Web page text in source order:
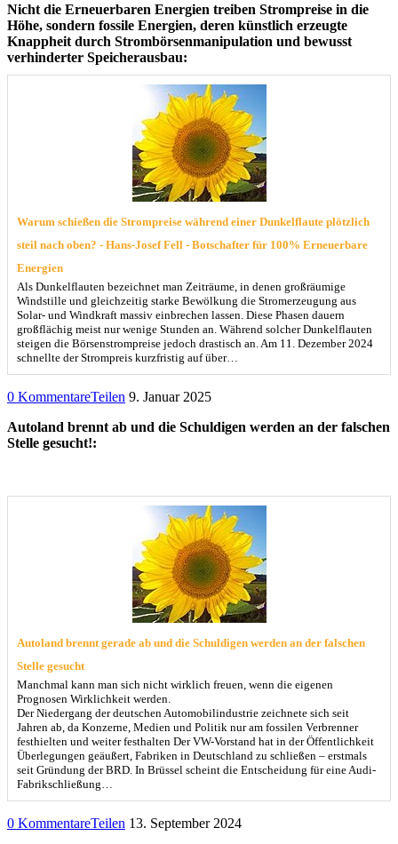
Nicht die Erneuerbaren Energien treiben Strompreise in die
Höhe, sondern fossile Energien, deren künstlich erzeugte
Knappheit durch Strombörsenmanipulation und bewusst
verhinderter Speicherausbau:
Warum schießen die Strompreise während einer Dunkelflaute plötzlich
steil nach oben? - Hans-Josef Fell - Botschafter für 100% Erneuerbare
Energien
Als Dunkelflauten bezeichnet man Zeiträume, in denen großräumige
Windstille und gleichzeitig starke Bewölkung die Stromerzeugung aus
Solar- und Windkraft massiv einbrechen lassen. Diese Phasen dauern
großflächig meist nur wenige Stunden an. Während solcher Dunkelflauten
steigen die Börsenstrompreise jedoch drastisch an. Am 11. Dezember 2024
schnellte der Strompreis kurzfristig auf über…
0 KommentareTeilen 9. Januar 2025
Autoland brennt ab und die Schuldigen werden an der falschen
Stelle gesucht!:
Autoland brennt gerade ab und die Schuldigen werden an der falschen
Stelle gesucht
Manchmal kann man sich nicht wirklich freuen, wenn die eigenen
Prognosen Wirklichkeit werden.
Der Niedergang der deutschen Automobilindustrie zeichnete sich seit
Jahren ab, da Konzerne, Medien und Politik nur am fossilen Verbrenner
festhielten und weiter festhalten Der VW-Vorstand hat in der Öffentlichkeit
Überlegungen geäußert, Fabriken in Deutschland zu schließen – erstmals
seit Gründung der BRD. In Brüssel scheint die Entscheidung für eine Audi-
Fabrikschließung…
0 KommentareTeilen 13. September 2024